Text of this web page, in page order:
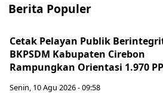
Berita Populer
Cetak Pelayan Publik
BKPSDM Kabupaten Cirebon
Rampungkan Orientasi 1.970
Senin, 10 Agu 2026 - 09:58